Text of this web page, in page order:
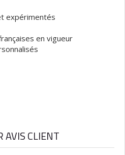
expérimentés
en vigueur
AVIS CLIENT